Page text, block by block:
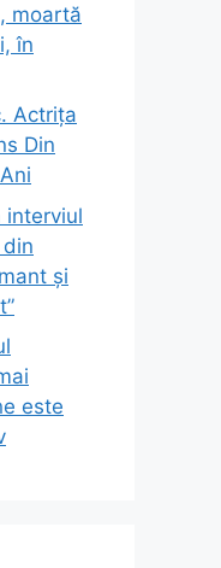
moartă
în
Actrița
Din
interviul
și
este